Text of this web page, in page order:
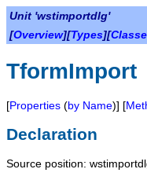
Unit 'wstimportdlg'
[Overview][Types][
TformImport
[Properties (by Name)] [
Declaration
Source position: